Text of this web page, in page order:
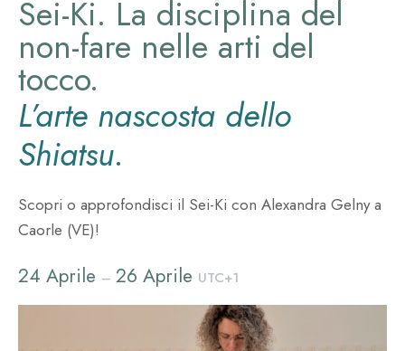
Sei-Ki. La disciplina del
non-fare nelle arti del
tocco.
L’arte nascosta dello
Shiatsu.
Scopri o approfondisci il Sei-Ki con Alexandra Gelny a
Caorle (VE)!
24 Aprile – 26 Aprile UTC+1